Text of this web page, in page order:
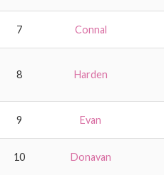
7 Connal
8 Harden
9 Evan
10 Donavan